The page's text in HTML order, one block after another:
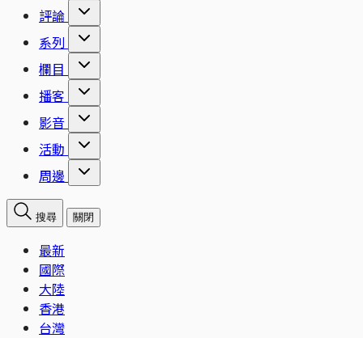
評論
系列
欄目
播客
影音
活動
周邊
搜尋 關閉
最新
國際
大陸
香港
台灣